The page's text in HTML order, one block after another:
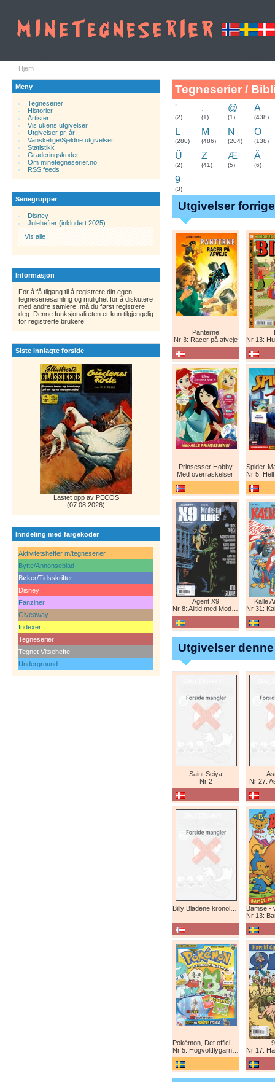
Hjem
Meny
Tegneserier
Historier.
Artister
Vis ukens utgivelser
Utgivelser pr. år
Vanskelige/Sjeldne utgivelser
Statistikk
Graderingskoder
Om minetegneserier.no
RSS feeds
Seriegrupper
Disney
Julehefter (inkludert 2025)
Vis alle
Informasjon
For å få tilgang til å registrere din egen
tegneseriesamling og mulighet for å diskutere
med andre samlere, må du først registrere
deg. Denne funksjonaliteten er kun tilgjengelig
for registrerte brukere.
Siste innlagte forside
Lastet opp av PECOS
(07.08.2026)
Inndeling med fargekoder
Aktivitetshefter m/tegneserier
Bytte/Annonseblad
Bøker/Tidsskrifter
Disney
Fanziner
Giveaway
Indexer
Tegneserier
Tegnet Vitsehefte
Underground
Tegneserier /
'
(2)
.
(1)
@
(1)
A
(438)
L
(280)
M
(486)
N
(204)
O
(138)
Ü
(2)
Z
(41)
Æ
(5)
Ä
(6)
9
(3)
Utgivelser
Panterne
Nr 3: Racer på afveje
Nr 13: Humor
Prinsesser Hobby
Med overraskelser!
Nr 5: Helt ny
Agent X9
Nr 8: Alltid med Modesty Blaise
Kalle
Nr 31:
Utgivelser
Saint Seiya
Nr 2
Nr 27:
Nr 13: Bamse-
Nr 5: Högvoltflygarna mot Svart Rayquaza!
Nr 17: Harald